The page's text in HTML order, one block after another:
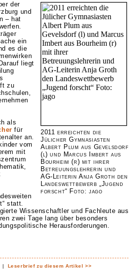
2011 erreichten die
Jülicher Gymnasiasten
Albert Plum aus Gevelsdorf
(l) und Marcus Imbert aus
Bourheim (r) mit ihrer
Betreuungslehrerin und
AG-Leiterin Anja Groth den
Landeswettbewerb „Jugend
forscht“ Foto: jago
der
und
– hat
ein
es die
liegt
zu
als
für
an.
vom
mit
statt.
Wissenschaftler und Fachleute aus
zwei Tage lang über besonders
Herausforderungen.
| Leserbrief zu diesem Artikel >>